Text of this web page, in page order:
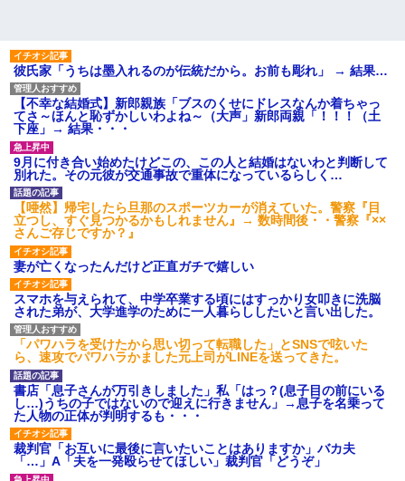
彼氏家「うちは墨入れるのが伝統だから。お前も彫れ」 → 結果…
【不幸な結婚式】新郎親族「ブスのくせにドレスなんか着ちゃっ
てさ～ほんと恥ずかしいわよね～（大声」新郎両親「！！！（土
下座」→ 結果・・・
9月に付き合い始めたけどこの、この人と結婚はないわと判断して
別れた。その元彼が交通事故で重体になっているらしく…
【唖然】帰宅したら旦那のスポーツカーが消えていた。警察『目
立つし、すぐ見つかるかもしれません』→ 数時間後・・警察『××
さんご存じですか？』
妻が亡くなったんだけど正直ガチで嬉しい
スマホを与えられて、中学卒業する頃にはすっかり女叩きに洗脳
された弟が、大学進学のために一人暮らししたいと言い出した。
「パワハラを受けたから思い切って転職した」とSNSで呟いた
ら、速攻でパワハラかました元上司がLINEを送ってきた。
書店「息子さんが万引きしました」私「はっ？(息子目の前にいる
し…)うちの子ではないので迎えに行きません」→息子を名乗って
た人物の正体が判明するも・・・
裁判官「お互いに最後に言いたいことはありますか」バカ夫
「…」A「夫を一発殴らせてほしい」裁判官「どうぞ」